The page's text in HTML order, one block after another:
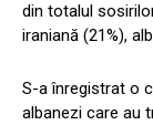
din totalul
iraniană (21%),
S-a înregistrat o
albanezi care au